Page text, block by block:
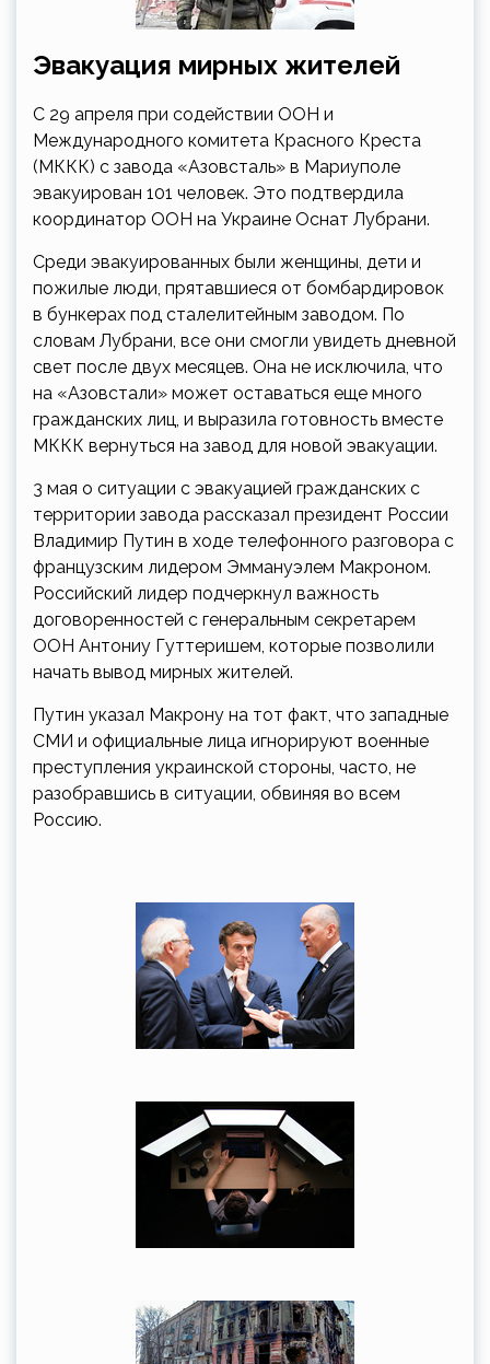
Эвакуация мирных жителей
С 29 апреля при содействии ООН и
Международного комитета Красного Креста
(МККК) с завода «Азовсталь» в Мариуполе
эвакуирован 101 человек. Это подтвердила
координатор ООН на Украине Оснат Лубрани.
Среди эвакуированных были женщины, дети и
пожилые люди, прятавшиеся от бомбардировок
в бункерах под сталелитейным заводом. По
словам Лубрани, все они смогли увидеть дневной
свет после двух месяцев. Она не исключила, что
на «Азовстали» может оставаться еще много
гражданских лиц, и выразила готовность вместе
МККК вернуться на завод для новой эвакуации.
3 мая о ситуации с эвакуацией гражданских с
территории завода рассказал президент России
Владимир Путин в ходе телефонного разговора с
французским лидером Эммануэлем Макроном.
Российский лидер подчеркнул важность
договоренностей с генеральным секретарем
ООН Антониу Гуттеришем, которые позволили
начать вывод мирных жителей.
Путин указал Макрону на тот факт, что западные
СМИ и официальные лица игнорируют военные
преступления украинской стороны, часто, не
разобравшись в ситуации, обвиняя во всем
Россию.